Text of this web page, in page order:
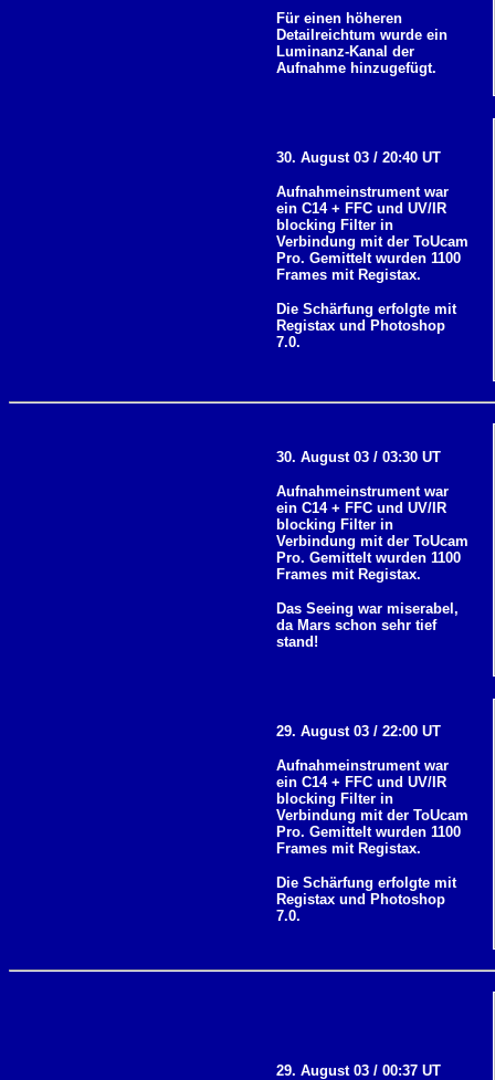
Für einen höheren
Detailreichtum wurde ein
Luminanz-Kanal der
Aufnahme hinzugefügt.
30. August 03 / 20:40 UT
Aufnahmeinstrument war
ein C14 + FFC und UV/IR
blocking Filter in
Verbindung mit der ToUcam
Pro. Gemittelt wurden 1100
Frames mit Registax.
Die Schärfung erfolgte mit
Registax und Photoshop
7.0.
30. August 03 / 03:30 UT
Aufnahmeinstrument war
ein C14 + FFC und UV/IR
blocking Filter in
Verbindung mit der ToUcam
Pro. Gemittelt wurden 1100
Frames mit Registax.
Das Seeing war miserabel,
da Mars schon sehr tief
stand!
29. August 03 / 22:00 UT
Aufnahmeinstrument war
ein C14 + FFC und UV/IR
blocking Filter in
Verbindung mit der ToUcam
Pro. Gemittelt wurden 1100
Frames mit Registax.
Die Schärfung erfolgte mit
Registax und Photoshop
7.0.
29. August 03 / 00:37 UT